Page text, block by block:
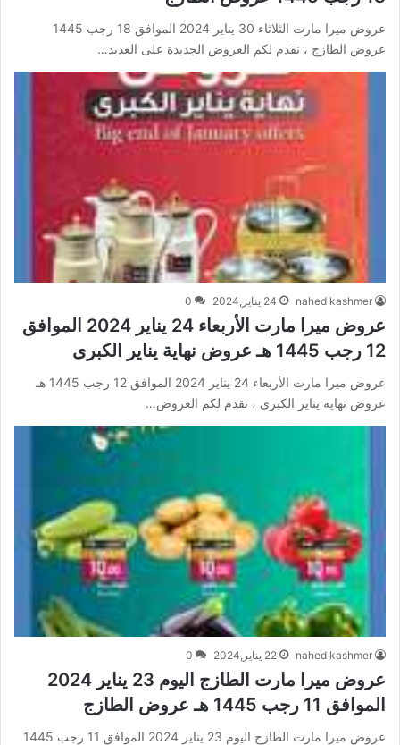
عروض ميرا مارت الثلاثاء 30 يناير 2024 الموافق 18 رجب 1445
عروض الطازج ، نقدم لكم العروض الجديدة على العديد…
nahed kashmer 24 يناير,2024 0
عروض ميرا مارت الأربعاء 24 يناير 2024 الموافق
12 رجب 1445 هـ عروض نهاية يناير الكبرى
عروض ميرا مارت الأربعاء 24 يناير 2024 الموافق 12 رجب 1445 هـ
عروض نهاية يناير الكبرى ، نقدم لكم العروض…
nahed kashmer 22 يناير,2024 0
عروض ميرا مارت الطازج اليوم 23 يناير 2024
الموافق 11 رجب 1445 هـ عروض الطازج
عروض ميرا مارت الطازج اليوم 23 يناير 2024 الموافق 11 رجب 1445